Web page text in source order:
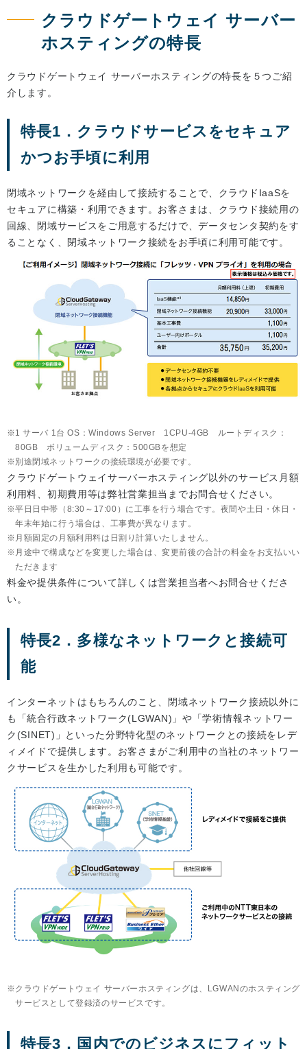
クラウドゲートウェイ サーバー
ホスティングの特長
クラウドゲートウェイ サーバーホスティングの特長を５つご紹
介します。
特長1．クラウドサービスをセキュア
かつお手頃に利用
閉域ネットワークを経由して接続することで、クラウドIaaSを
セキュアに構築・利用できます。お客さまは、クラウド接続用の
回線、閉域サービスをご用意するだけで、データセンタ契約をす
ることなく、閉域ネットワーク接続をお手頃に利用可能です。
1 サーバ 1台 OS：Windows Server 1CPU-4GB ルートディスク：
80GB ボリュームディスク：500GBを想定
別途閉域ネットワークの接続環境が必要です。
クラウドゲートウェイサーバーホスティング以外のサービス月額
利用料、初期費用等は弊社営業担当までお問合せください。
平日日中帯（8:30～17:00）に工事を行う場合です。夜間や土日・休日・
年末年始に行う場合は、工事費が異なります。
月額固定の月額利用料は日割り計算いたしません。
月途中で構成などを変更した場合は、変更前後の合計の料金をお支払いい
ただきます
料金や提供条件について詳しくは営業担当者へお問合せくださ
い。
特長2．多様なネットワークと接続可
能
インターネットはもちろんのこと、閉域ネットワーク接続以外に
も「統合行政ネットワーク(LGWAN)」や「学術情報ネットワー
ク(SINET)」といった分野特化型のネットワークとの接続をレデ
ィメイドで提供します。お客さまがご利用中の当社のネットワー
クサービスを生かした利用も可能です。
クラウドゲートウェイ サーバーホスティングは、LGWANのホスティング
サービスとして登録済のサービスです。
特長3．国内でのビジネスにフィット